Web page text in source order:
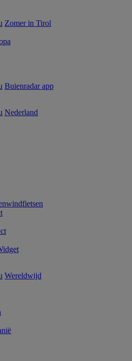
Zomer in Tirol
Buienradar app
Nederland
Wereldwijd